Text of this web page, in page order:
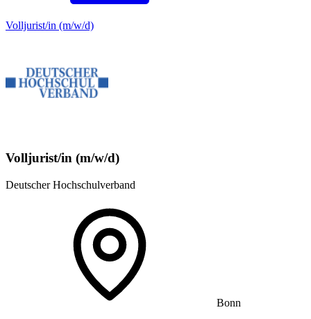
Volljurist/in (m/w/d)
Volljurist/in (m/w/d)
Deutscher Hochschulverband
Bonn